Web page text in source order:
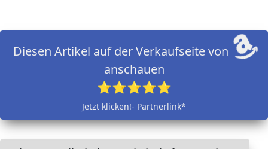
Diesen Artikel auf der Verkaufseite von
anschauen
⭐⭐⭐⭐⭐
Jetzt klicken!- Partnerlink*